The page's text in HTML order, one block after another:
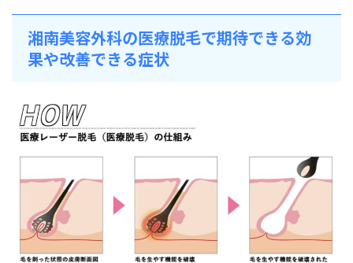
湘南美容外科の医療脱毛で期待できる効
果や改善できる症状